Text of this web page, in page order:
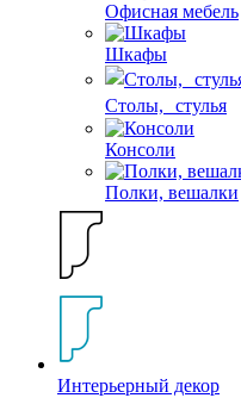
Офисная мебель
Шкафы
Столы, стулья
Консоли
Полки, вешалки
Интерьерный декор